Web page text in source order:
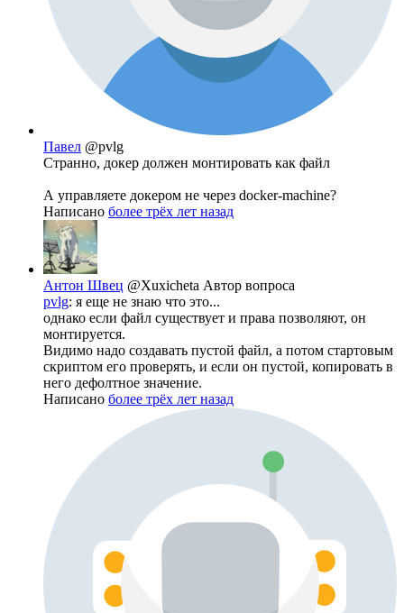
Павел @pvlg
Странно, докер должен монтировать как файл
А управляете докером не через docker-machine?
Написано более трёх лет назад
Антон Швец @Xuxicheta Автор вопроса
pvlg: я еще не знаю что это...
однако если файл существует и права позволяют, он
монтируется.
Видимо надо создавать пустой файл, а потом стартовым
скриптом его проверять, и если он пустой, копировать в
него дефолтное значение.
Написано более трёх лет назад